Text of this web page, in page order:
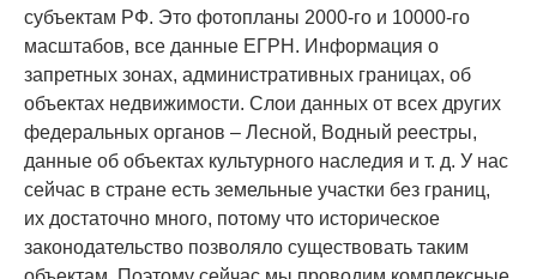
субъектам РФ. Это фотопланы 2000-го и 10000-го
масштабов, все данные ЕГРН. Информация о
запретных зонах, административных границах, об
объектах недвижимости. Слои данных от всех других
федеральных органов – Лесной, Водный реестры,
данные об объектах культурного наследия и т. д. У нас
сейчас в стране есть земельные участки без границ,
их достаточно много, потому что историческое
законодательство позволяло существовать таким